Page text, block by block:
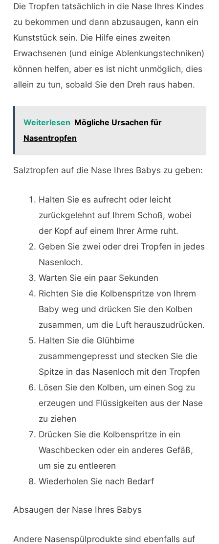
Die Tropfen tatsächlich in die Nase Ihres Kindes
zu bekommen und dann abzusaugen, kann ein
Kunststück sein. Die Hilfe eines zweiten
Erwachsenen (und einige Ablenkungstechniken)
können helfen, aber es ist nicht unmöglich, dies
allein zu tun, sobald Sie den Dreh raus haben.
Weiterlesen Mögliche Ursachen für
Nasentropfen
Salztropfen auf die Nase Ihres Babys zu geben:
Halten Sie es aufrecht oder leicht
zurückgelehnt auf Ihrem Schoß, wobei
der Kopf auf einem Ihrer Arme ruht.
Geben Sie zwei oder drei Tropfen in jedes
Nasenloch.
Warten Sie ein paar Sekunden
Richten Sie die Kolbenspritze von Ihrem
Baby weg und drücken Sie den Kolben
zusammen, um die Luft herauszudrücken.
Halten Sie die Glühbirne
zusammengepresst und stecken Sie die
Spitze in das Nasenloch mit den Tropfen
Lösen Sie den Kolben, um einen Sog zu
erzeugen und Flüssigkeiten aus der Nase
zu ziehen
Drücken Sie die Kolbenspritze in ein
Waschbecken oder ein anderes Gefäß,
um sie zu entleeren
Wiederholen Sie nach Bedarf
Absaugen der Nase Ihres Babys
Andere Nasenspülprodukte sind ebenfalls auf